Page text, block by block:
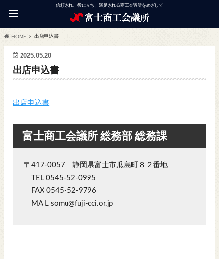
信頼され、役に立ち、満足される商工会議所をめざして
HOME 出店申込書
2025.05.20
出店申込書
出店申込書
富士商工会議所 総務部 総務課
〒417-0057 静岡県富士市瓜島町８２番地
TEL 0545-52-0995
FAX 0545-52-9796
MAIL somu@fuji-cci.or.jp